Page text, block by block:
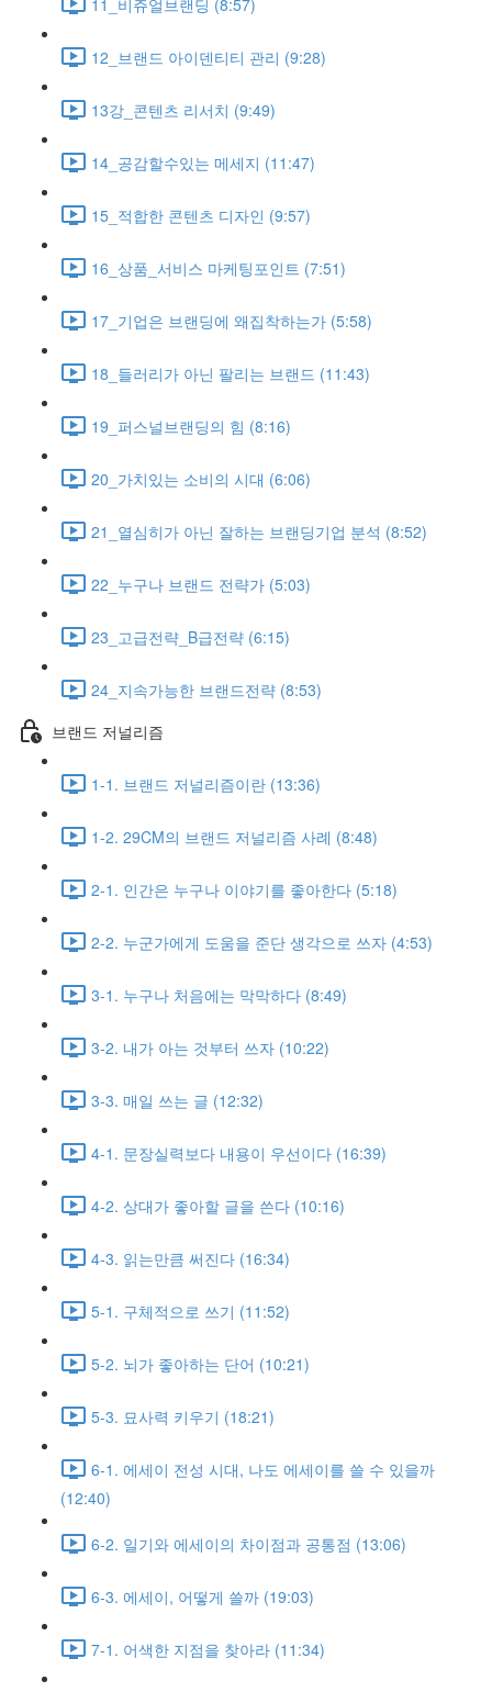
12_브랜드 아이덴티티 관리 (9:28)
13강_콘텐츠 리서치 (9:49)
14_공감할수있는 메세지 (11:47)
15_적합한 콘텐츠 디자인 (9:57)
16_상품_서비스 마케팅포인트 (7:51)
17_기업은 브랜딩에 왜집착하는가 (5:58)
18_들러리가 아닌 팔리는 브랜드 (11:43)
19_퍼스널브랜딩의 힘 (8:16)
20_가치있는 소비의 시대 (6:06)
21_열심히가 아닌 잘하는 브랜딩기업 분석 (8:52)
22_누구나 브랜드 전략가 (5:03)
23_고급전략_B급전략 (6:15)
24_지속가능한 브랜드전략 (8:53)
브랜드 저널리즘
1-1. 브랜드 저널리즘이란 (13:36)
1-2. 29CM의 브랜드 저널리즘 사례 (8:48)
2-1. 인간은 누구나 이야기를 좋아한다 (5:18)
2-2. 누군가에게 도움을 준단 생각으로 쓰자 (4:53)
3-1. 누구나 처음에는 막막하다 (8:49)
3-2. 내가 아는 것부터 쓰자 (10:22)
3-3. 매일 쓰는 글 (12:32)
4-1. 문장실력보다 내용이 우선이다 (16:39)
4-2. 상대가 좋아할 글을 쓴다 (10:16)
4-3. 읽는만큼 써진다 (16:34)
5-1. 구체적으로 쓰기 (11:52)
5-2. 뇌가 좋아하는 단어 (10:21)
5-3. 묘사력 키우기 (18:21)
6-1. 에세이 전성 시대, 나도 에세이를 쓸 수 있을까
(12:40)
6-2. 일기와 에세이의 차이점과 공통점 (13:06)
6-3. 에세이, 어떻게 쓸까 (19:03)
7-1. 어색한 지점을 찾아라 (11:34)